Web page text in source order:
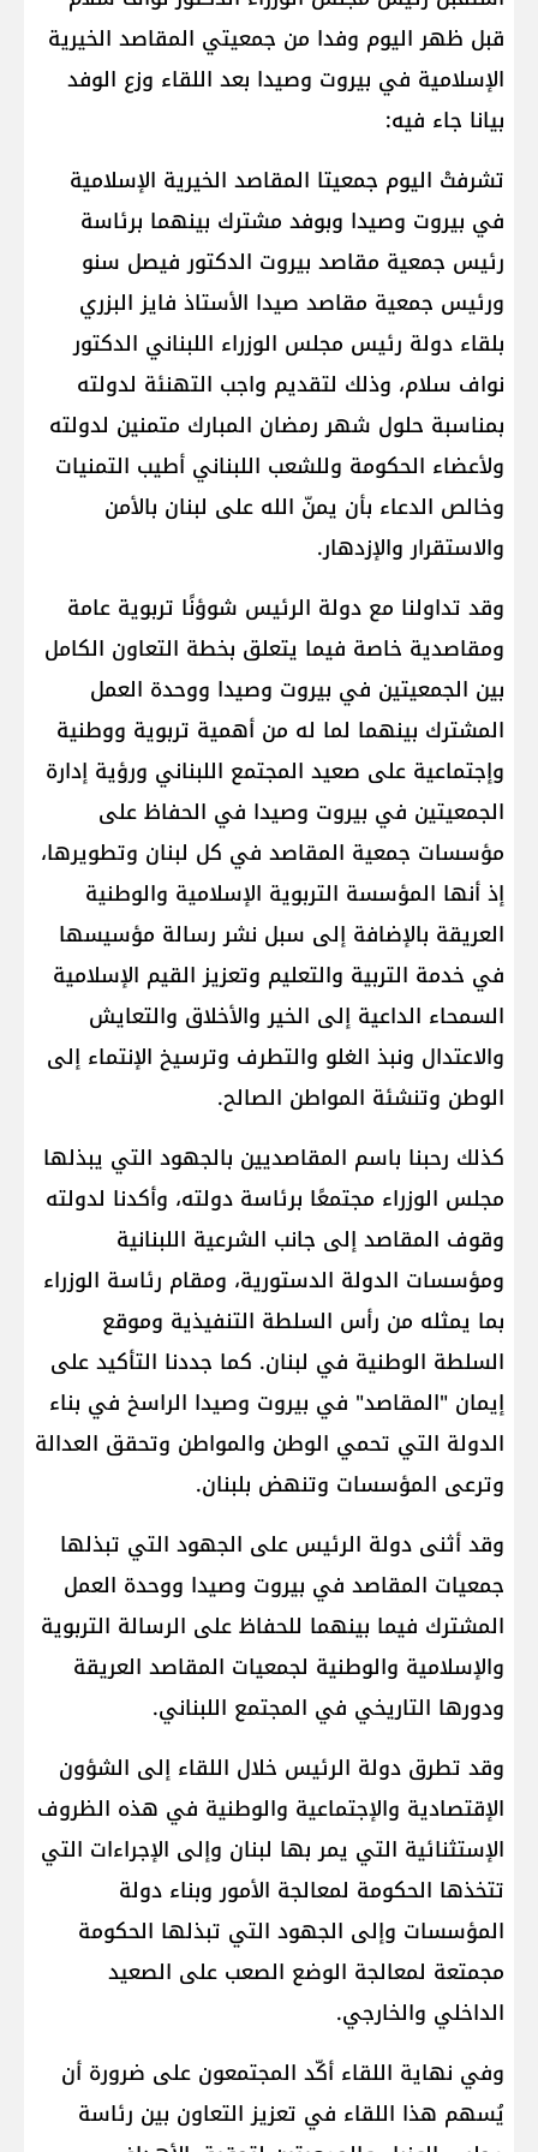
قبل ظهر اليوم وفدا من جمعيتي المقاصد الخيرية
الإسلامية في بيروت وصيدا بعد اللقاء وزع الوفد
بيانا جاء فيه:
تشرفتْ اليوم جمعيتا المقاصد الخيرية الإسلامية
في بيروت وصيدا وبوفد مشترك بينهما برئاسة
رئيس جمعية مقاصد بيروت الدكتور فيصل سنو
ورئيس جمعية مقاصد صيدا الأستاذ فايز البزري
بلقاء دولة رئيس مجلس الوزراء اللبناني الدكتور
نواف سلام، وذلك لتقديم واجب التهنئة لدولته
بمناسبة حلول شهر رمضان المبارك متمنين لدولته
ولأعضاء الحكومة وللشعب اللبناني أطيب التمنيات
وخالص الدعاء بأن يمنّ الله على لبنان بالأمن
والاستقرار والإزدهار.
وقد تداولنا مع دولة الرئيس شوؤنًا تربوية عامة
ومقاصدية خاصة فيما يتعلق بخطة التعاون الكامل
بين الجمعيتين في بيروت وصيدا ووحدة العمل
المشترك بينهما لما له من أهمية تربوية ووطنية
وإجتماعية على صعيد المجتمع اللبناني ورؤية إدارة
الجمعيتين في بيروت وصيدا في الحفاظ على
مؤسسات جمعية المقاصد في كل لبنان وتطويرها،
إذ أنها المؤسسة التربوية الإسلامية والوطنية
العريقة بالإضافة إلى سبل نشر رسالة مؤسيسها
في خدمة التربية والتعليم وتعزيز القيم الإسلامية
السمحاء الداعية إلى الخير والأخلاق والتعايش
والاعتدال ونبذ الغلو والتطرف وترسيخ الإنتماء إلى
الوطن وتنشئة المواطن الصالح.
كذلك رحبنا باسم المقاصديين بالجهود التي يبذلها
مجلس الوزراء مجتمعًا برئاسة دولته، وأكدنا لدولته
وقوف المقاصد إلى جانب الشرعية اللبنانية
ومؤسسات الدولة الدستورية، ومقام رئاسة الوزراء
بما يمثله من رأس السلطة التنفيذية وموقع
السلطة الوطنية في لبنان. كما جددنا التأكيد على
إيمان "المقاصد" في بيروت وصيدا الراسخ في بناء
الدولة التي تحمي الوطن والمواطن وتحقق العدالة
وترعى المؤسسات وتنهض بلبنان.
وقد أثنى دولة الرئيس على الجهود التي تبذلها
جمعيات المقاصد في بيروت وصيدا ووحدة العمل
المشترك فيما بينهما للحفاظ على الرسالة التربوية
والإسلامية والوطنية لجمعيات المقاصد العريقة
ودورها التاريخي في المجتمع اللبناني.
وقد تطرق دولة الرئيس خلال اللقاء إلى الشؤون
الإقتصادية والإجتماعية والوطنية في هذه الظروف
الإستثنائية التي يمر بها لبنان وإلى الإجراءات التي
تتخذها الحكومة لمعالجة الأمور وبناء دولة
المؤسسات وإلى الجهود التي تبذلها الحكومة
مجمتعة لمعالجة الوضع الصعب على الصعيد
الداخلي والخارجي.
وفي نهاية اللقاء أكّد المجتمعون على ضرورة أن
يُسهم هذا اللقاء في تعزيز التعاون بين رئاسة